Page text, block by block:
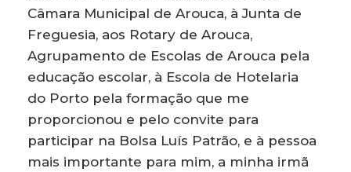
Câmara Municipal de Arouca, à Junta de
Freguesia, aos Rotary de Arouca,
Agrupamento de Escolas de Arouca pela
educação escolar, à Escola de Hotelaria
do Porto pela formação que me
proporcionou e pelo convite para
participar na Bolsa Luís Patrão, e à pessoa
mais importante para mim, a minha irmã